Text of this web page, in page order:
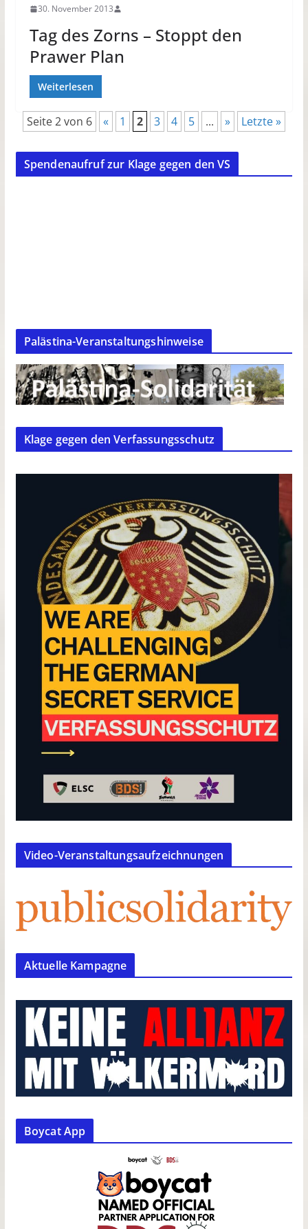
30. November 2013
Tag des Zorns – Stoppt den
Prawer Plan
Weiterlesen
Seite 2 von 6 « 1 2 3 4 5 ... » Letzte »
Spendenaufruf zur Klage gegen den VS
Palästina-Veranstaltungshinweise
Klage gegen den Verfassungsschutz
Video-Veranstaltungsaufzeichnungen
Aktuelle Kampagne
Boycat App